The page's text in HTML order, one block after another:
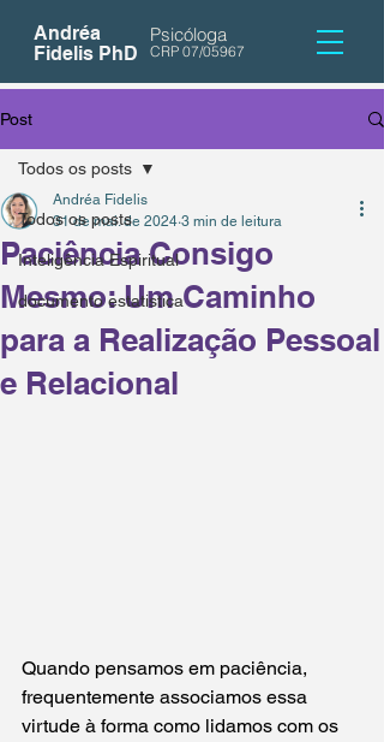
Andréa
Fidelis PhD
Psicóloga
CRP 07/05967
Post
Todos os posts
Inteligência Espiritual
documento estatistica
Todos os posts
Paciência Consigo
Mesmo: Um Caminho
para a Realização Pessoal
e Relacional
Andréa Fidelis
31 de mai. de 2024 3 min de leitura
Quando pensamos em paciência,
frequentemente associamos essa
virtude à forma como lidamos com os